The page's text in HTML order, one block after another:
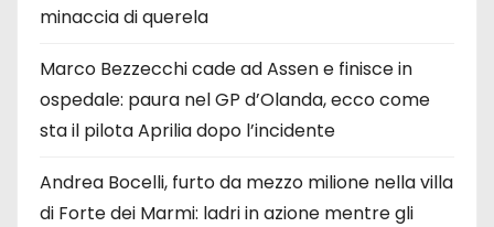
minaccia di querela
Marco Bezzecchi cade ad Assen e finisce in
ospedale: paura nel GP d’Olanda, ecco come
sta il pilota Aprilia dopo l’incidente
Andrea Bocelli, furto da mezzo milione nella villa
di Forte dei Marmi: ladri in azione mentre gli